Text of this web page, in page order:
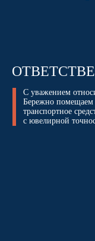
С уважением
Бережно помещаем
транспортное
с ювелирной